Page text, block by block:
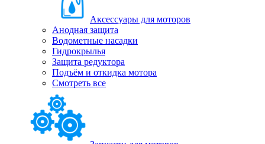
Аксессуары для моторов
Анодная защита
Водометные насадки
Гидрокрылья
Защита редуктора
Подъём и откидка мотора
Смотреть все